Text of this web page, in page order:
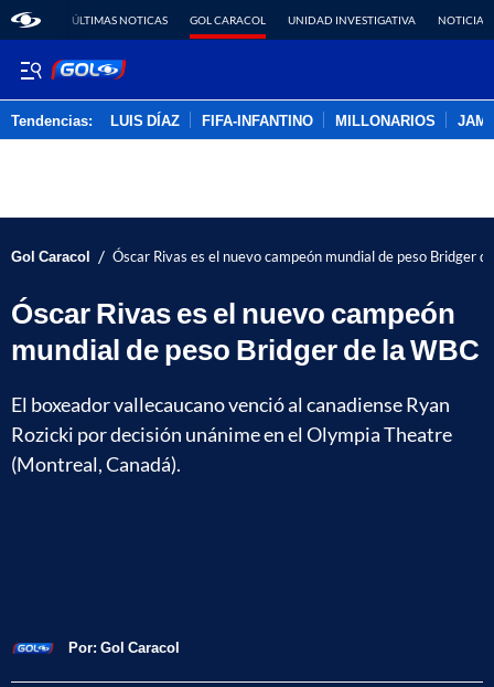
ÚLTIMAS NOTICAS GOL CARACOL UNIDAD INVESTIGATIVA NOTICIAS
Tendencias: LUIS DÍAZ FIFA-INFANTINO MILLONARIOS
Gol Caracol / Óscar Rivas es el nuevo campeón mundial de peso Bridger
Óscar Rivas es el nuevo campeón
mundial de peso Bridger de la WBC
El boxeador vallecaucano venció al canadiense Ryan
Rozicki por decisión unánime en el Olympia Theatre
(Montreal, Canadá).
Por: Gol Caracol